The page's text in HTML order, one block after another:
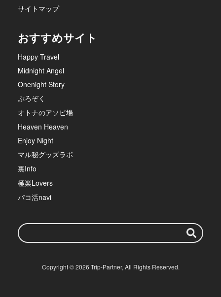
サイトマップ
おすすめサイト
Happy Travel
Midnight Angel
Onenight Story
ぷろぞく
オトナのアソビ場
Heaven Heaven
Enjoy Night
マル秘グッズラボ
裏Info
極楽Lovers
パコ活navi
検
索
Copyright ©2026 Trip-Partner, All Rights Reserved.